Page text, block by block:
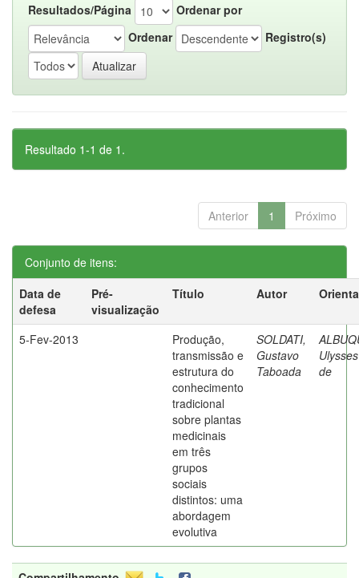
Resultados/Página
Ordenar por
Ordenar
Registro(s)
Resultado 1-1 de 1.
Anterior 1 Próximo
Conjunto de itens:
Data de
defesa
Pré-
visualização
Título Autor
5-Fev-2013
Produção,
transmissão e
estrutura do
conhecimento
tradicional
sobre plantas
medicinais
em três
grupos
sociais
distintos: uma
abordagem
evolutiva
SOLDATI,
Gustavo
Taboada
de